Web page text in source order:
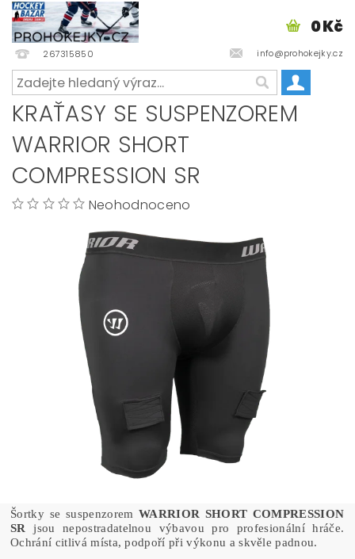
267315850 info@prohokejky.cz
0 Kč
KRAŤASY SE SUSPENZOREM
WARRIOR SHORT
COMPRESSION SR
Neohodnoceno
Šortky se suspenzoremWARRIOR SHORT COMPRESSION
SR
jsou nepostradatelnou výbavou pro profesionální hráče.
Ochrání citlivá místa, podpoří při výkonu a skvěle padnou.